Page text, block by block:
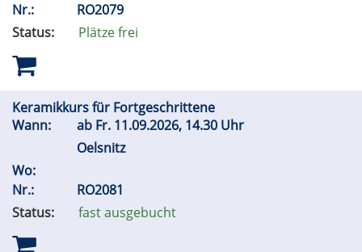
Nr.:
RO2079
Status:
Plätze frei
Keramikkurs für Fortgeschrittene
Wann:
ab Fr. 11.09.2026, 14.30 Uhr
Oelsnitz
Wo:
Nr.:
RO2081
Status:
fast ausgebucht